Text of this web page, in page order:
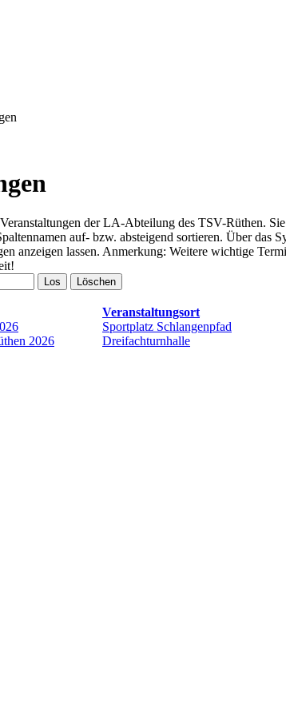
der LA-Abteilung des TSV-Rüthen.
auf- bzw. absteigend sortieren. Über das
anzeigen lassen. Anmerkung: Weitere wichtige
Los Löschen
Veranstaltungsort
Sportplatz Schlangenpfad
2026 Dreifachturnhalle